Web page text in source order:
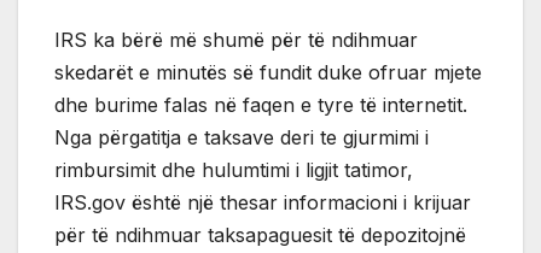
IRS ka bërë më shumë për të ndihmuar
skedarët e minutës së fundit duke ofruar mjete
dhe burime falas në faqen e tyre të internetit.
Nga përgatitja e taksave deri te gjurmimi i
rimbursimit dhe hulumtimi i ligjit tatimor,
IRS.gov është një thesar informacioni i krijuar
për të ndihmuar taksapaguesit të depozitojnë